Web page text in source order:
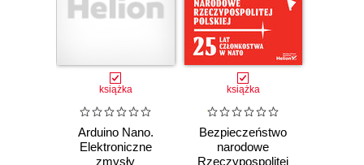
książka
Arduino Nano.
Elektroniczne
zmysły
książka
Bezpieczeństwo
narodowe
Rzeczypospolitej